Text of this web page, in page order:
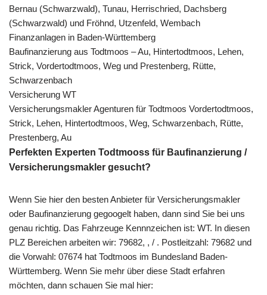
Bernau (Schwarzwald), Tunau, Herrischried, Dachsberg
(Schwarzwald) und Fröhnd, Utzenfeld, Wembach
Finanzanlagen in Baden-Württemberg
Baufinanzierung aus Todtmoos – Au, Hintertodtmoos, Lehen,
Strick, Vordertodtmoos, Weg und Prestenberg, Rütte,
Schwarzenbach
Versicherung WT
Versicherungsmakler Agenturen für Todtmoos Vordertodtmoos,
Strick, Lehen, Hintertodtmoos, Weg, Schwarzenbach, Rütte,
Prestenberg, Au
Perfekten Experten Todtmooss für Baufinanzierung /
Versicherungsmakler gesucht?
Wenn Sie hier den besten Anbieter für Versicherungsmakler
oder Baufinanzierung gegoogelt haben, dann sind Sie bei uns
genau richtig. Das Fahrzeuge Kennnzeichen ist: WT. In diesen
PLZ Bereichen arbeiten wir: 79682, , / . Postleitzahl: 79682 und
die Vorwahl: 07674 hat Todtmoos im Bundesland Baden-
Württemberg. Wenn Sie mehr über diese Stadt erfahren
möchten, dann schauen Sie mal hier: